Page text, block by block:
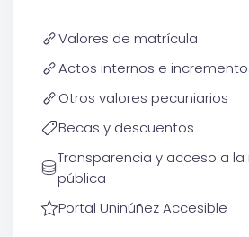
Valores de matrícula
Actos internos e
Otros valores pecuniarios
Becas y descuentos
Transparencia y acceso a
pública
Portal Uninúñez Accesible